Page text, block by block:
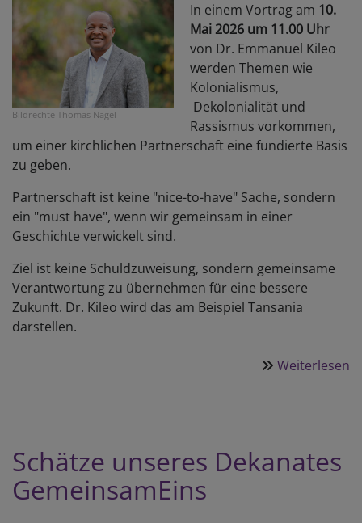
Bildrechte Thomas Nagel
In einem Vortrag am 10.
Mai 2026 um 11.00 Uhr
von Dr. Emmanuel Kileo
werden Themen wie
Kolonialismus,
Dekolonialität und
Rassismus vorkommen,
um einer kirchlichen Partnerschaft eine fundierte Basis
zu geben.
Partnerschaft ist keine "nice-to-have" Sache, sondern
ein "must have", wenn wir gemeinsam in einer
Geschichte verwickelt sind.
Ziel ist keine Schuldzuweisung, sondern gemeinsame
Verantwortung zu übernehmen für eine bessere
Zukunft. Dr. Kileo wird das am Beispiel Tansania
darstellen.
Weiterlesen
Schätze unseres Dekanates
GemeinsamEins